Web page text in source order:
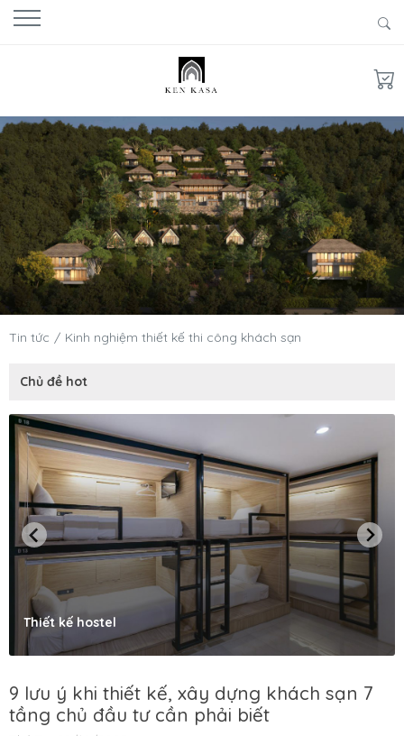
Tin tức Kinh nghiệm thiết kế thi công khách sạn
Chủ đề hot
Thiết kế hostel
9 lưu ý khi thiết kế, xây dựng khách sạn 7
tầng chủ đầu tư cần phải biết